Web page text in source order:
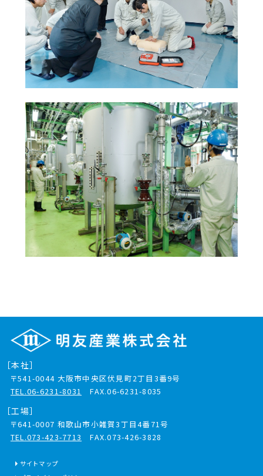
［本社］
〒541-0044 大阪市中央区伏見町2丁目3番9号
TEL.06-6231-8031
FAX.06-6231-8035
［工場］
〒641-0007 和歌山市小雑賀3丁目4番71号
TEL.073-423-7713
FAX.073-426-3828
サイトマップ